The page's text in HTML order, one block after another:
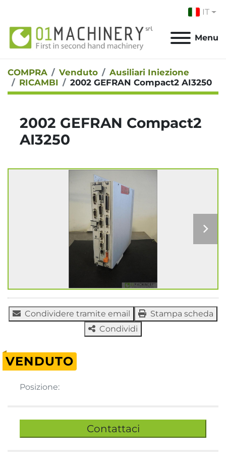
IT
Menu
COMPRA Venduto
Ausiliari Iniezione
RICAMBI
2002 GEFRAN Compact2 AI3250
2002 GEFRAN Compact2
AI3250
Condividere tramite email
Stampa scheda
Condividi
VENDUTO
Posizione:
Contattaci